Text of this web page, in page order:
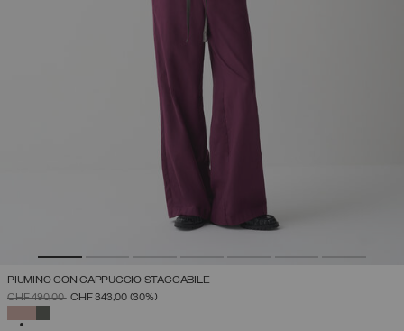
PIUMINO CON CAPPUCCIO STACCABILE
PREZZO RIDOTTO DA
CHF 490,00ACHF 343,00 (30%)